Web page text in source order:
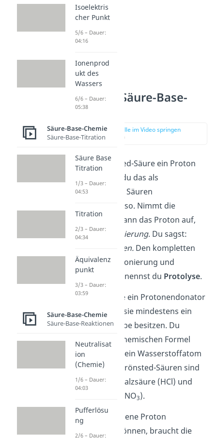
Brönsted: Säure-Base-
Theorie
zur Stelle im Video springen
(00:47)
Gibt eine Brönsted-Säure ein Proton
ab, bezeichnest du das als
Deprotonierung,
Säuren
also. Nimmt die
Brönsted-Base dann das Proton auf,
heißt dasProtonierung. Du sagst:
protonieren. Den kompletten
Prozess der Protonierung und
Deprotonierung nennst du Protolyse.
Damit eine Säure ein Protonendonator
sein kann, muss sie mindestens ein
Proton zur Abgabe besitzen. Du
findest in ihrer chemischen Formel
also mindestens ein Wasserstoffatom
H. Beispiele für Brönsted-Säuren sind
unter anderem Salzsäure (HCl) und
Salpetersäure (HNO3).
Um das abgegebene Proton
aufnehmen zu können, braucht die
Isoelektris
cher Punkt
5/6 – Dauer:
04:16
Ionenprod
ukt des
Wassers
6/6 – Dauer:
05:38
Säure-Base-Chemie
Säure-Base-Titration
Säure Base
Titration
1/3 – Dauer:
04:53
Titration
2/3 – Dauer:
04:34
Äquivalenz
punkt
3/3 – Dauer:
03:59
Säure-Base-Chemie
Säure-Base-Reaktionen
Neutralisat
ion
(Chemie)
1/6 – Dauer:
04:03
Pufferlösu
ng
2/6 – Dauer: